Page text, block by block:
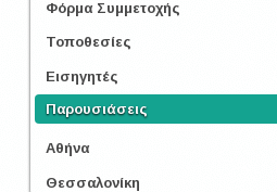
Φόρμα Συμμετοχής
Τοποθεσίες
Εισηγητές
Παρουσιάσεις
Αθήνα
Θεσσαλονίκη